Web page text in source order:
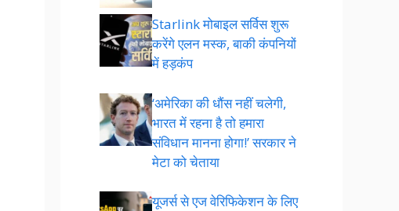
Starlink मोबाइल सर्विस शुरू
करेंगे एलन मस्क, बाकी कंपनियों
में हड़कंप
‘अमेरिका की धौंस नहीं चलेगी,
भारत में रहना है तो हमारा
संविधान मानना होगा!’ सरकार ने
मेटा को चेताया
यूजर्स से एज वेरिफिकेशन के लिए